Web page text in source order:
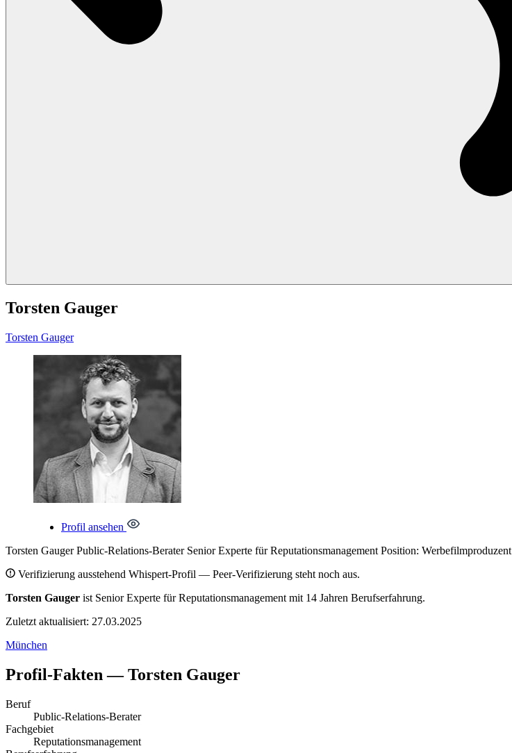
Torsten Gauger
Torsten Gauger
Profil ansehen
Torsten Gauger Public-Relations-Berater Senior Experte fürReputationsmanagement Position: Werbefilmproduzent
Verifizierung ausstehend Whispert-Profil — Peer-Verifizierung steht noch aus.
Torsten Gauger ist Senior Experte für Reputationsmanagement mit 14 Jahren Berufserfahrung.
Zuletzt aktualisiert: 27.03.2025
München
Profil-Fakten — Torsten Gauger
Beruf
Public-Relations-Berater
Fachgebiet
Reputationsmanagement